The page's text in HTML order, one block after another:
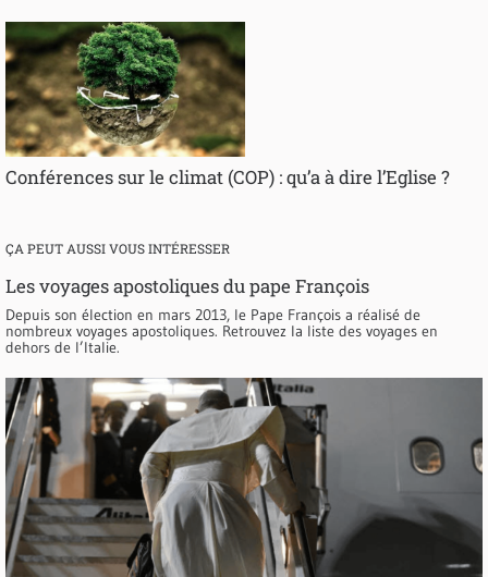
Conférences sur le climat (COP) : qu’a à dire l’Eglise ?
ÇA PEUT AUSSI VOUS INTÉRESSER
Les voyages apostoliques du pape François
Depuis son élection en mars 2013, le Pape François a réalisé de
nombreux voyages apostoliques. Retrouvez la liste des voyages en
dehors de l’Italie.